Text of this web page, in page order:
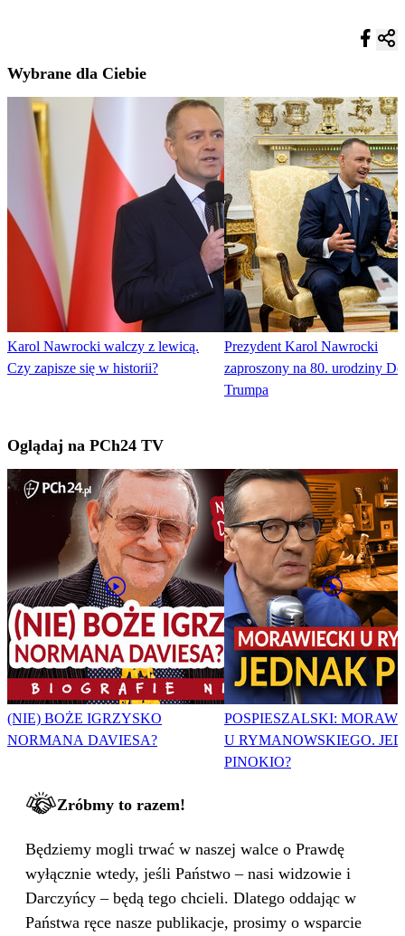
Wybrane dla Ciebie
Karol Nawrocki walczy z lewicą.
Czy zapisze się w historii?
Prezydent Karol Nawrocki
zaproszony na 80. urodziny
Trumpa
Oglądaj na PCh24 TV
(NIE) BOŻE IGRZYSKO
NORMANA DAVIESA?
POSPIESZALSKI:
U RYMANOWSKIEGO.
PINOKIO?
Zróbmy to razem!
Będziemy mogli trwać w naszej walce o Prawdę
wyłącznie wtedy, jeśli Państwo – nasi widzowie i
Darczyńcy – będą tego chcieli. Dlatego oddając w
Państwa ręce nasze publikacje, prosimy o wsparcie